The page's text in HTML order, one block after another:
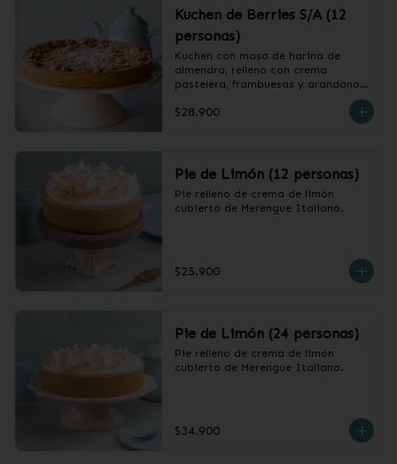
Kuchen de Berries S/A (12
personas)
Kuchen con masa de harina de
almendra, relleno con crema
pastelera, frambuesas y arandanos,
$28.900
Pie de Limón (12 personas)
Pie relleno de crema de limón
cubierto de Merengue Italiano.
$25.900
Pie de Limón (24 personas)
Pie relleno de crema de limón
cubierto de Merengue Italiano.
$34.900